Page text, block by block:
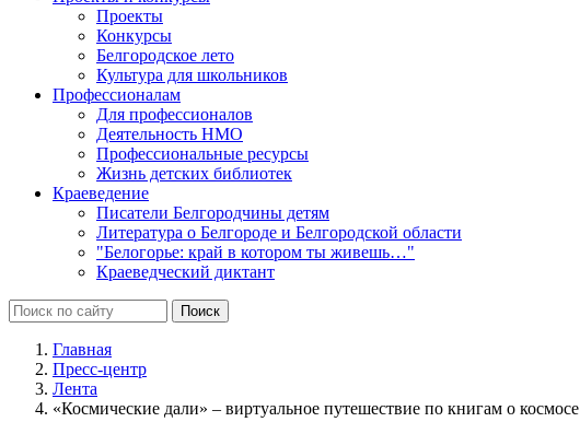
Проекты
Конкурсы
Белгородское лето
Культура для школьников
Профессионалам
Для профессионалов
Деятельность НМО
Профессиональные ресурсы
Жизнь детских библиотек
Краеведение
Писатели Белгородчины детям
Литература о Белгороде и Белгородской области
"Белогорье: край в котором ты живешь…"
Краеведческий диктант
Главная
Пресс-центр
Лента
«Космические дали» – виртуальное путешествие по книгам о космосе